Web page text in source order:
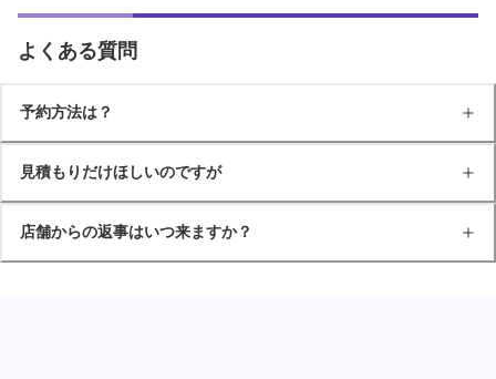
よくある質問
予約方法は？
見積もりだけほしいのですが
店舗からの返事はいつ来ますか？